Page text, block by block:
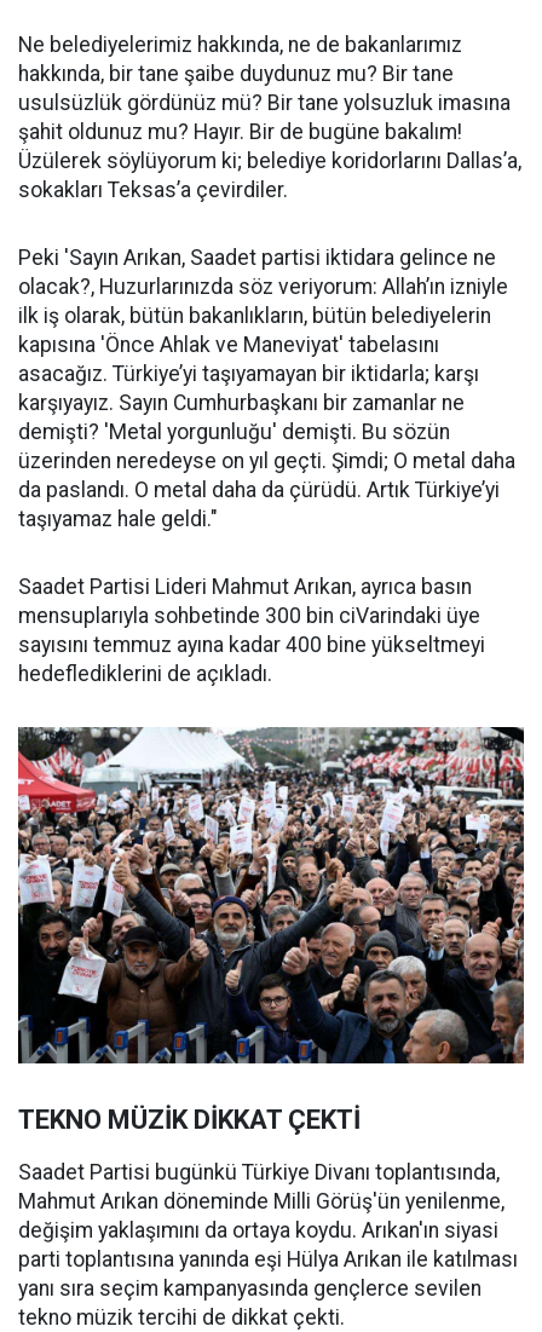
Ne belediyelerimiz hakkında, ne de bakanlarımız
hakkında, bir tane şaibe duydunuz mu? Bir tane
usulsüzlük gördünüz mü? Bir tane yolsuzluk imasına
şahit oldunuz mu? Hayır. Bir de bugüne bakalım!
Üzülerek söylüyorum ki; belediye koridorlarını Dallas’a,
sokakları Teksas’a çevirdiler.
Peki 'Sayın Arıkan, Saadet partisi iktidara gelince ne
olacak?, Huzurlarınızda söz veriyorum: Allah’ın izniyle
ilk iş olarak, bütün bakanlıkların, bütün belediyelerin
kapısına 'Önce Ahlak ve Maneviyat' tabelasını
asacağız. Türkiye’yi taşıyamayan bir iktidarla; karşı
karşıyayız. Sayın Cumhurbaşkanı bir zamanlar ne
demişti? 'Metal yorgunluğu' demişti. Bu sözün
üzerinden neredeyse on yıl geçti. Şimdi; O metal daha
da paslandı. O metal daha da çürüdü. Artık Türkiye’yi
taşıyamaz hale geldi."
Saadet Partisi Lideri Mahmut Arıkan, ayrıca basın
mensuplarıyla sohbetinde 300 bin ciVarindaki üye
sayısını temmuz ayına kadar 400 bine yükseltmeyi
hedeflediklerini de açıkladı.
TEKNO MÜZİK DİKKAT ÇEKTİ
Saadet Partisi bugünkü Türkiye Divanı toplantısında,
Mahmut Arıkan döneminde Milli Görüş'ün yenilenme,
değişim yaklaşımını da ortaya koydu. Arıkan'ın siyasi
parti toplantısına yanında eşi Hülya Arıkan ile katılması
yanı sıra seçim kampanyasında gençlerce sevilen
tekno müzik tercihi de dikkat çekti.